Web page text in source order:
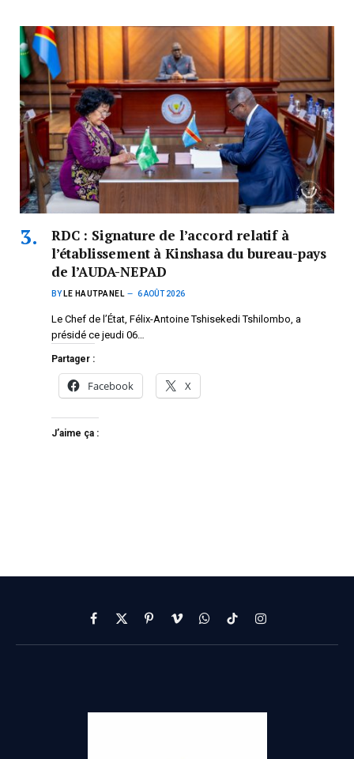
RDC : Signature de l’accord relatif à
l’établissement à Kinshasa du bureau-pays
de l’AUDA-NEPAD
BY LE HAUTPANEL 6 AOÛT 2026
Le Chef de l’État, Félix-Antoine Tshisekedi Tshilombo, a
présidé ce jeudi 06…
Partager :
Facebook X
J’aime ça :
Facebook
X
(Twitter)
PinterestVimeoWhatsApp
TikTokInstagram